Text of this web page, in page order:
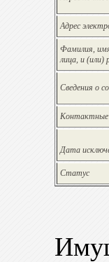
Адрес
Фамилия,
лица, и (или)
Сведения о
Контактные
Дата
Статус